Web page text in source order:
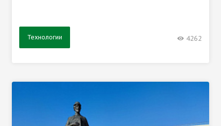
Технологии 4262